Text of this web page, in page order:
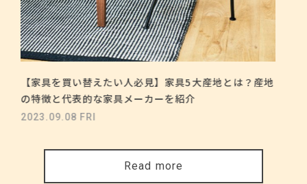
【家具を買い替えたい人必見】家具5大産地とは？産地
の特徴と代表的な家具メーカーを紹介
2023.09.08 FRI
Read more